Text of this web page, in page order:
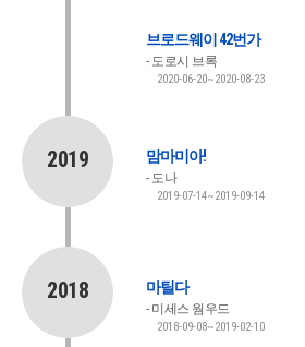
브로드웨이 42번가
도로시 브록
2020-06-20~2020-08-23
2019 맘마미아!
도나
2019-07-14~2019-09-14
2018 마틸다
미세스 웜우드
2018-09-08~2019-02-10